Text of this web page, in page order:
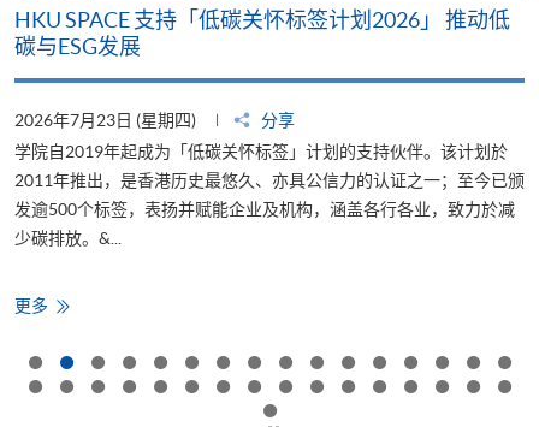
HKU SPACE 支持「低碳关怀标签计划2026」 推动低
碳与ESG发展
2026年7月23日 (星期四)
分享
学院自2019年起成为「低碳关怀标签」计划的支持伙伴。该计划於
2011年推出，是香港历史最悠久、亦具公信力的认证之一；至今已颁
发逾500个标签，表扬并赋能企业及机构，涵盖各行各业，致力於减
少碳排放。&...
更多 HKU
SPACE
持
「低
碳